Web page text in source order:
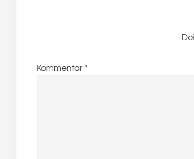
Kommentar *